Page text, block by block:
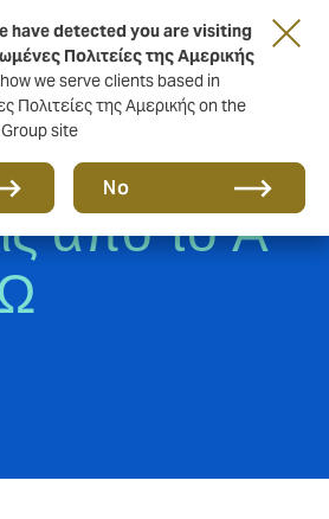
have detected you are visiting
Πολιτείες της Αμερικής
we serve clients based in
Πολιτείες της Αμερικής on the
site
No
από το Α